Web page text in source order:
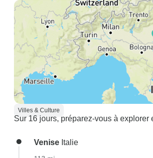
Villes & Culture
Sur 16 jours, préparez-vous à explorer
Venise Italie